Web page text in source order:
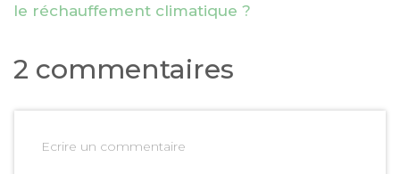
le réchauffement climatique ?
2 commentaires
Ecrire un commentaire